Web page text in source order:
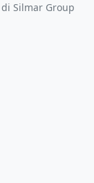
Silmar Group